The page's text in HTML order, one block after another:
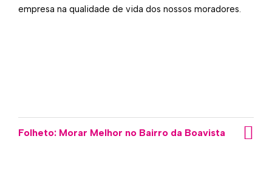
empresa na qualidade de vida dos nossos moradores.​
Folheto: Morar Melhor no Bairro da Boavista